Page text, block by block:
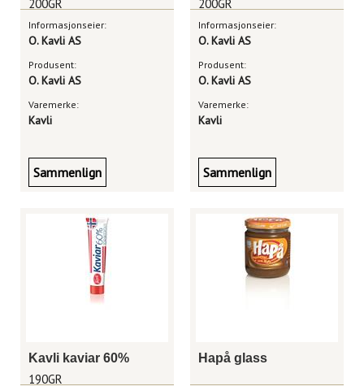
200GR
Informasjonseier:
O. Kavli AS
Produsent:
O. Kavli AS
Varemerke:
Kavli
Sammenlign
200GR
Informasjonseier:
O. Kavli AS
Produsent:
O. Kavli AS
Varemerke:
Kavli
Sammenlign
Kavli kaviar 60%
190GR
Hapå glass